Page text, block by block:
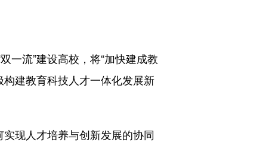
流”建设高校，将“加快建成教
建教育科技人才一体化发展新
现人才培养与创新发展的协同